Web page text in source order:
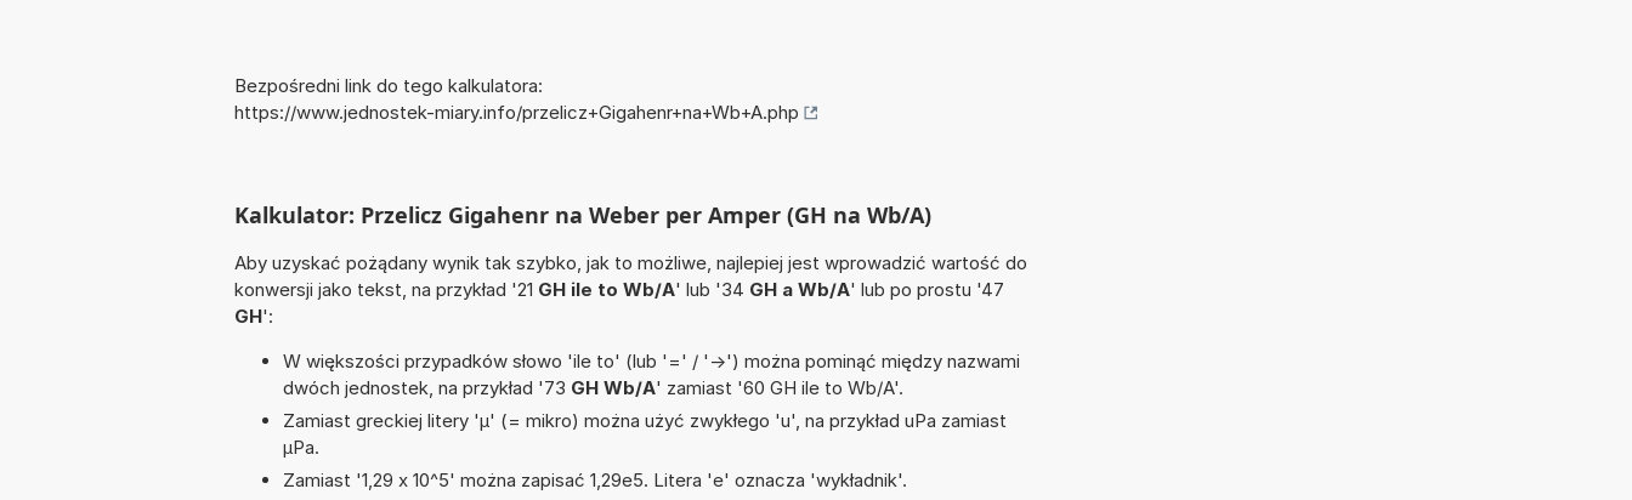
Bezpośredni link do tego kalkulatora:
https://www.jednostek-miary.info/przelicz+Gigahenr+na+Wb+A.php
Kalkulator: Przelicz Gigahenr na Weber per Amper (GH na Wb/A)
Aby uzyskać pożądany wynik tak szybko, jak to możliwe, najlepiej jest wprowadzić wartość do
konwersji jako tekst, na przykład '21 GH ile to Wb/A' lub '34 GH a Wb/A' lub po prostu '47
GH':
W większości przypadków słowo 'ile to' (lub '=' / '->') można pominąć między nazwami
dwóch jednostek, na przykład '73 GH Wb/A' zamiast '60 GH ile to Wb/A'.
Zamiast greckiej litery 'µ' (= mikro) można użyć zwykłego 'u', na przykład uPa zamiast
µPa.
Zamiast '1,29 x 10^5' można zapisać 1,29e5. Litera 'e' oznacza 'wykładnik'.